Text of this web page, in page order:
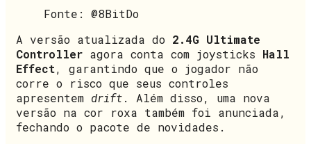
Fonte: @8BitDo
A versão atualizada do 2.4G Ultimate
Controller agora conta com joysticks Hall
Effect, garantindo que o jogador não
corre o risco que seus controles
apresentem drift. Além disso, uma nova
versão na cor roxa também foi anunciada,
fechando o pacote de novidades.